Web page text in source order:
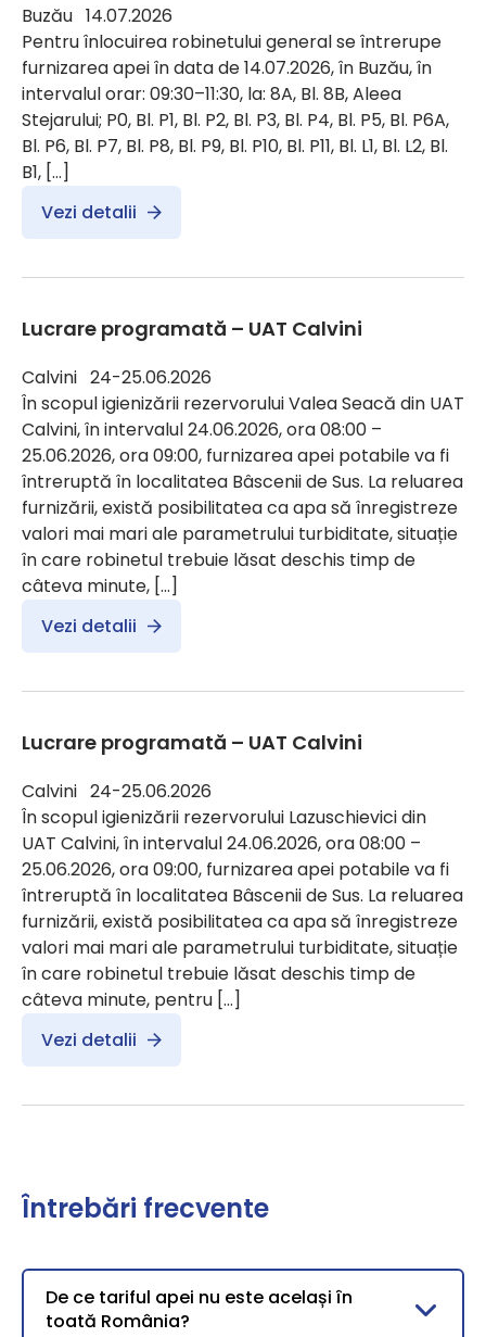
Buzău 14.07.2026
Pentru înlocuirea robinetului general se întrerupe
furnizarea apei în data de 14.07.2026, în Buzău, în
intervalul orar: 09:30–11:30, la: 8A, Bl. 8B, Aleea
Stejarului; P0, Bl. P1, Bl. P2, Bl. P3, Bl. P4, Bl. P5, Bl. P6A,
Bl. P6, Bl. P7, Bl. P8, Bl. P9, Bl. P10, Bl. P11, Bl. L1, Bl. L2, Bl.
B1, […]
Vezi detalii
Lucrare programată – UAT Calvini
Calvini 24-25.06.2026
În scopul igienizării rezervorului Valea Seacă din UAT
Calvini, în intervalul 24.06.2026, ora 08:00 –
25.06.2026, ora 09:00, furnizarea apei potabile va fi
întreruptă în localitatea Bâscenii de Sus. La reluarea
furnizării, există posibilitatea ca apa să înregistreze
valori mai mari ale parametrului turbiditate, situație
în care robinetul trebuie lăsat deschis timp de
câteva minute, […]
Vezi detalii
Lucrare programată – UAT Calvini
Calvini 24-25.06.2026
În scopul igienizării rezervorului Lazuschievici din
UAT Calvini, în intervalul 24.06.2026, ora 08:00 –
25.06.2026, ora 09:00, furnizarea apei potabile va fi
întreruptă în localitatea Bâscenii de Sus. La reluarea
furnizării, există posibilitatea ca apa să înregistreze
valori mai mari ale parametrului turbiditate, situație
în care robinetul trebuie lăsat deschis timp de
câteva minute, pentru […]
Vezi detalii
Întrebări frecvente
De ce tariful apei nu este același în
toată România?